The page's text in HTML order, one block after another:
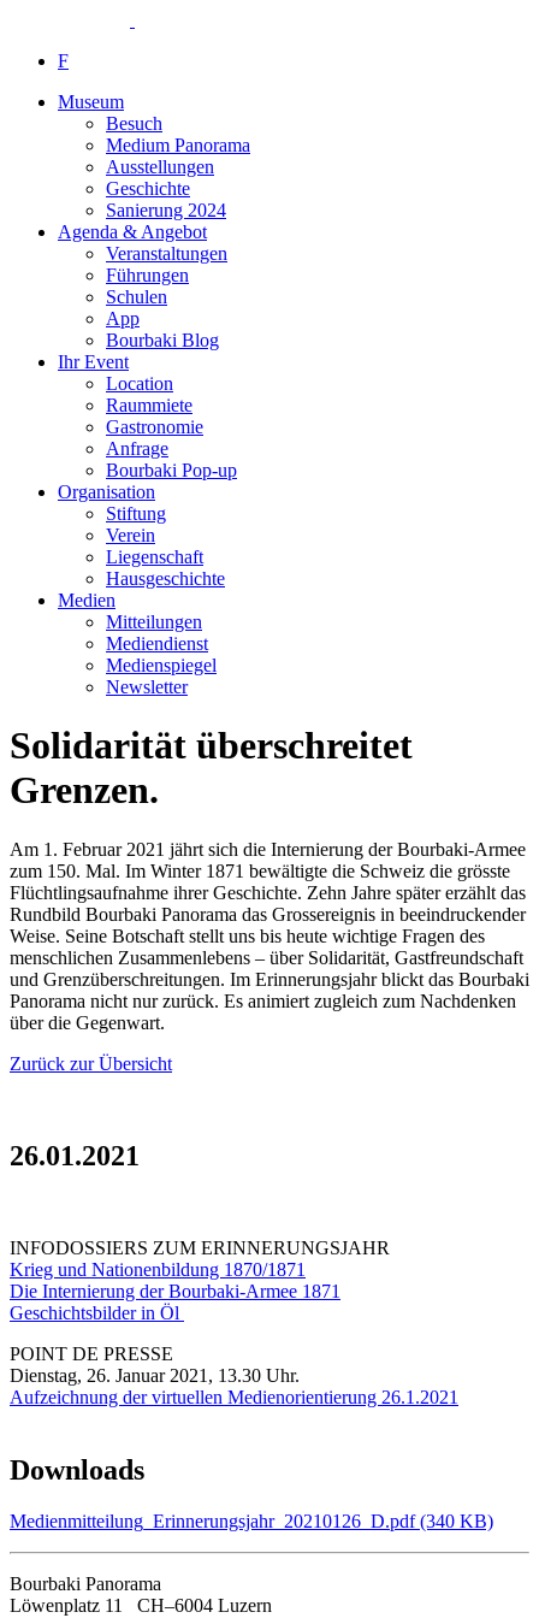
F
Museum
Besuch
Medium Panorama
Ausstellungen
Geschichte
Sanierung 2024
Agenda & Angebot
Veranstaltungen
Führungen
Schulen
App
Bourbaki Blog
Ihr Event
Location
Raummiete
Gastronomie
Anfrage
Bourbaki Pop-up
Organisation
Stiftung
Verein
Liegenschaft
Hausgeschichte
Medien
Mitteilungen
Mediendienst
Medienspiegel
Newsletter
Solidarität überschreitet
Grenzen.
Am 1. Februar 2021 jährt sich die Internierung der Bourbaki-Armee
zum 150. Mal. Im Winter 1871 bewältigte die Schweiz die grösste
Flüchtlingsaufnahme ihrer Geschichte. Zehn Jahre später erzählt das
Rundbild Bourbaki Panorama das Grossereignis in beeindruckender
Weise. Seine Botschaft stellt uns bis heute wichtige Fragen des
menschlichen Zusammenlebens – über Solidarität, Gastfreundschaft
und Grenzüberschreitungen. Im Erinnerungsjahr blickt das Bourbaki
Panorama nicht nur zurück. Es animiert zugleich zum Nachdenken
über die Gegenwart.
Zurück zur Übersicht
26.01.2021
INFODOSSIERS ZUM ERINNERUNGSJAHR
Krieg und Nationenbildung 1870/1871
Die Internierung der Bourbaki-Armee 1871
Geschichtsbilder in Öl
POINT DE PRESSE
Dienstag, 26. Januar 2021, 13.30 Uhr.
Aufzeichnung der virtuellen Medienorientierung 26.1.2021
Downloads
Medienmitteilung_Erinnerungsjahr_20210126_D.pdf (340 KB)
Bourbaki Panorama
Löwenplatz 11 CH–6004 Luzern